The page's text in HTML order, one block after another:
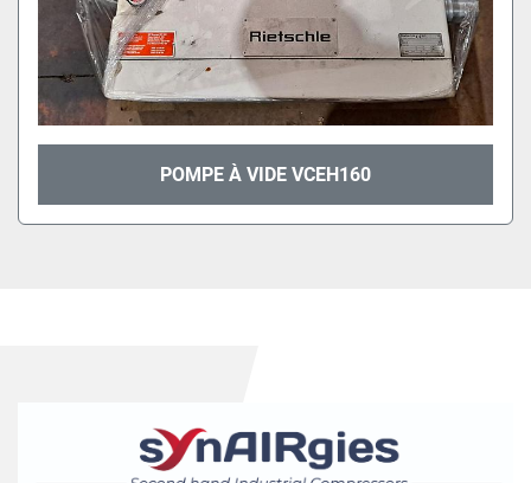
POMPE À VIDE VCEH160